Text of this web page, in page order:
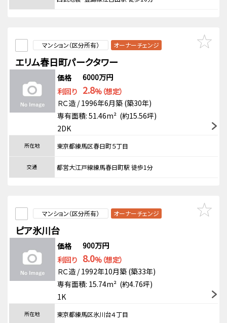
マンション（区分所有） オーナーチェンジ
エリム春日町パークタワー
価格
6000万円
利回り 2.8%（想定）
ＲＣ造 / 1996年6月築 (築30年)
専有面積: 51.46m² (約15.56坪)
2DK
所在地 東京都練馬区春日町５丁目
交通 都営大江戸線練馬春日町駅 徒歩1分
マンション（区分所有） オーナーチェンジ
ピア氷川台
価格
900万円
利回り 8.0%（想定）
ＲＣ造 / 1992年10月築 (築33年)
専有面積: 15.74m² (約4.76坪)
1K
所在地 東京都練馬区氷川台４丁目